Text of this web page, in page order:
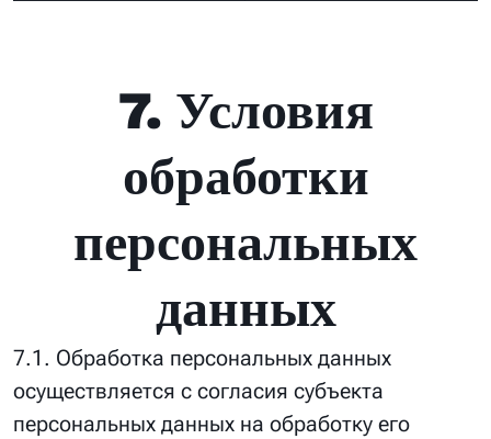
7. Условия
обработки
персональных
данных
7.1. Обработка персональных данных
осуществляется с согласия субъекта
персональных данных на обработку его